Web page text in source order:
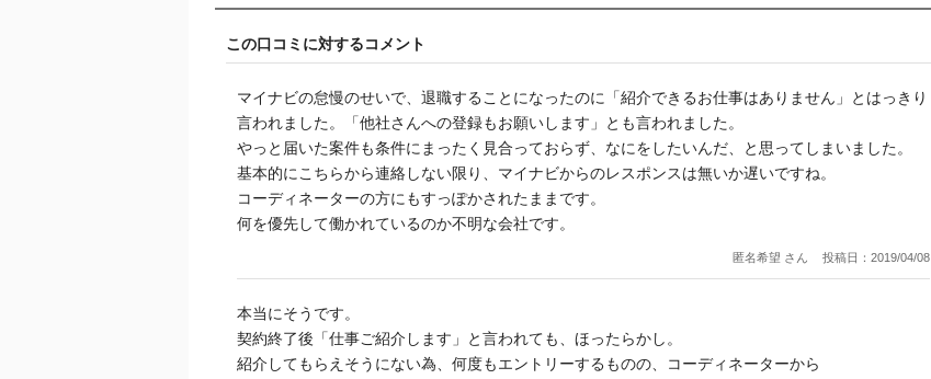
この口コミに対するコメント
マイナビの怠慢のせいで、退職することになったのに「紹介できるお仕事はありません」とはっきり
言われました。「他社さんへの登録もお願いします」とも言われました。
やっと届いた案件も条件にまったく見合っておらず、なにをしたいんだ、と思ってしまいました。
基本的にこちらから連絡しない限り、マイナビからのレスポンスは無いか遅いですね。
コーディネーターの方にもすっぽかされたままです。
何を優先して働かれているのか不明な会社です。
匿名希望 さん 投稿日：2019/04/08
本当にそうです。
契約終了後「仕事ご紹介します」と言われても、ほったらかし。
紹介してもらえそうにない為、何度もエントリーするものの、コーディネーターから